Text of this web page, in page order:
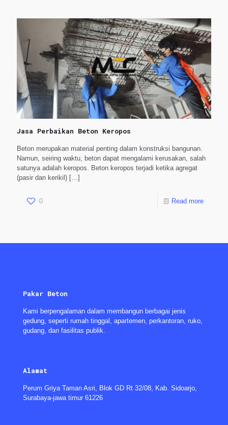
Jasa Perbaikan Beton Keropos
Beton merupakan material penting dalam konstruksi bangunan.
Namun, seiring waktu, beton dapat mengalami kerusakan, salah
satunya adalah keropos. Beton keropos terjadi ketika agregat
(pasir dan kerikil) […]
0 Read more
Pakar Beton
Kami berpengalaman dalam membangun berbagai jenis
gedung, seperti rumah tinggal, apartemen, perkantoran, ruko,
gudang, dan fasilitas publik.
Alamat
Perum Griya Taman Asri, Blok GD Rt 32/08, Kab. Sidoarjo,
Surabaya-jawa timur 61226